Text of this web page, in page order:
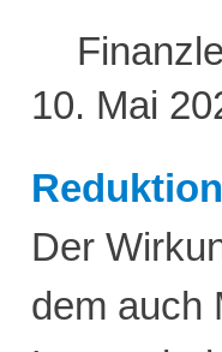
10. Mai
Der
dem auch